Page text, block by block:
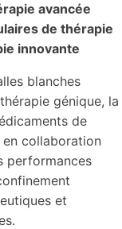
avancée
de thérapie
innovante
blanches
génique, la
de
collaboration
performances
et